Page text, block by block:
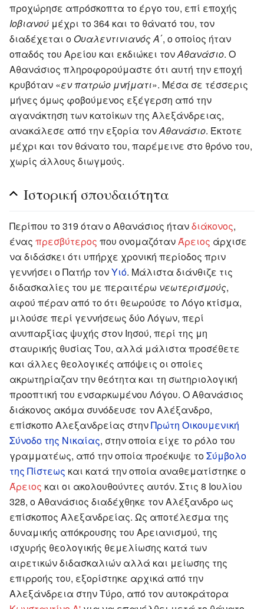
προχώρησε απρόσκοπτα το έργο του, επί εποχής
Ιοβιανού μέχρι το 364 και το θάνατό του, τον
διαδέχεται ο Ουαλεντινιανός Α΄, ο οποίος ήταν
οπαδός του Αρείου και εκδιώκει τονΑθανάσιο. Ο
Αθανάσιος πληροφορούμαστε ότι αυτή την εποχή
κρυβόταν «εν πατρώο μνήματι». Μέσα σε τέσσερις
μήνες όμως φοβούμενος εξέγερση από την
αγανάκτηση των κατοίκων της Αλεξάνδρειας,
ανακάλεσε από την εξορία τονΑθανάσιο. Έκτοτε
μέχρι και τον θάνατο του, παρέμεινε στο θρόνο του,
χωρίς άλλους διωγμούς.
Ιστορική σπουδαιότητα
Περίπου το 319 όταν ο Αθανάσιος ήτανδιάκονος,
ένας πρεσβύτερος που ονομαζότανΆρειος άρχισε
να διδάσκει ότι υπήρχε χρονική περίοδος πριν
γεννήσει ο Πατήρ τονΥιό. Μάλιστα διάνθιζε τις
διδασκαλίες του με περαιτέρω νεωτερισμούς,
αφού πέραν από το ότι θεωρούσε το Λόγο κτίσμα,
μιλούσε περί γεννήσεως δύο Λόγων, περί
ανυπαρξίας ψυχής στον Ιησού, περί της μη
σταυρικής θυσίας Του, αλλά μάλιστα προσέθετε
και άλλες θεολογικές απόψεις οι οποίες
ακρωτηρίαζαν την θεότητα και τη σωτηριολογική
προοπτική του ενσαρκωμένου Λόγου. Ο Αθανάσιος
διάκονος ακόμα συνόδευσε τον Αλέξανδρο,
επίσκοπο Αλεξανδρείας στηνΠρώτη Οικουμενική
Σύνοδο της Νικαίας, στην οποία είχε το ρόλο του
γραμματέως, από την οποία προέκυψε τοΣύμβολο
της Πίστεως και κατά την οποία αναθεματίστηκε ο
Άρειος και οι ακολουθούντες αυτόν. Στις 8 Ιουλίου
328, ο Αθανάσιος διαδέχθηκε τον Αλέξανδρο ως
επίσκοπος Αλεξανδρείας. Ως αποτέλεσμα της
δυναμικής απόκρουσης του Αρειανισμού, της
ισχυρής θεολογικής θεμελίωσης κατά των
αιρετικών διδασκαλιών αλλά και μείωσης της
επιρροής του, εξορίστηκε αρχικά από την
Αλεξάνδρεια στην Τύρο, από τον αυτοκράτορα